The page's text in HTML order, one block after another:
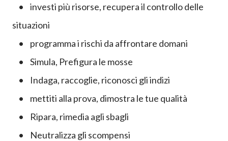
• investi più risorse, recupera il controllo delle
situazioni
• programma i rischi da affrontare domani
• Simula, Prefigura le mosse
• Indaga, raccoglie, riconosci gli indizi
• mettiti alla prova, dimostra le tue qualità
• Ripara, rimedia agli sbagli
• Neutralizza gli scompensi